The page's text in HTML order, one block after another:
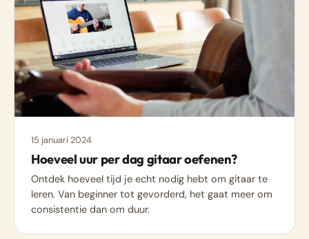
15 januari 2024
Hoeveel uur per dag gitaar oefenen?
Ontdek hoeveel tijd je echt nodig hebt om gitaar te
leren. Van beginner tot gevorderd, het gaat meer om
consistentie dan om duur.